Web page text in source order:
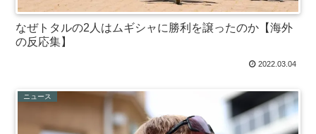
なぜトタルの2人はムギシャに勝利を譲ったのか【海外
の反応集】
2022.03.04
ニュース